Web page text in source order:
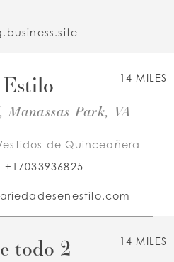
14 MILES
Park, VA
de Quinceañera
+17033936825
14 MILES
todo 2